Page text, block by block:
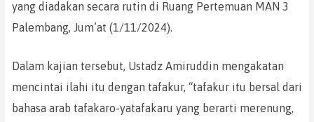
yang diadakan secara rutin di Ruang Pertemuan MAN 3
Palembang, Jum’at (1/11/2024).
Dalam kajian tersebut, Ustadz Amiruddin mengakatan
mencintai ilahi itu dengan tafakur, “tafakur itu bersal dari
bahasa arab tafakaro-yatafakaru yang berarti merenung,